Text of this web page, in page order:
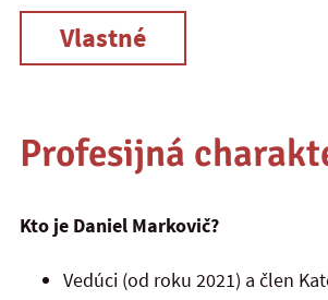
Vlastné
Profesijná
Kto je Daniel Markovič?
Vedúci (od roku 2021) a člen